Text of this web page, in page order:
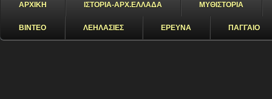
ΑΡΧΙΚΗ ΙΣΤΟΡΙΑ-ΑΡΧ.ΕΛΛΑΔΑ ΜΥΘΙΣΤΟΡΙΑ
ΒΙΝΤΕΟ ΛΕΗΛΑΣΙΕΣ ΕΡΕΥΝΑ ΠΑΓΓΑΙΟ